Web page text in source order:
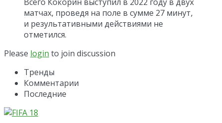
матчах, проведя на поле в сумме 27 минут,
и результативными действиями не
отметился.
Please login to join discussion
Тренды
Комментарии
Последние